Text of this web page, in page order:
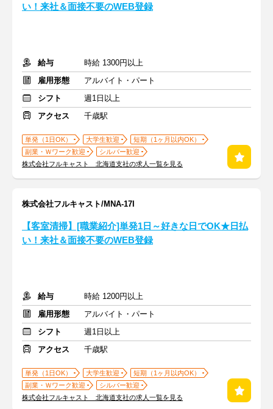
い！来社＆面接不要のWEB登録
給与
時給 1300円以上
雇用形態
アルバイト・パート
シフト
週1日以上
アクセス
千歳駅
単発（1日OK） 大学生歓迎
短期（1ヶ月以内OK）
副業・Ｗワーク歓迎
シルバー歓迎
株式会社フルキャスト 北海道支社の求人一覧を見る
株式会社フルキャスト/MNA-17I
【客室清掃】[職業紹介]単発1日～好きな日でOK★日払
い！来社＆面接不要のWEB登録
給与
時給 1200円以上
雇用形態
アルバイト・パート
シフト
週1日以上
アクセス
千歳駅
単発（1日OK） 大学生歓迎
短期（1ヶ月以内OK）
副業・Ｗワーク歓迎
シルバー歓迎
株式会社フルキャスト 北海道支社の求人一覧を見る